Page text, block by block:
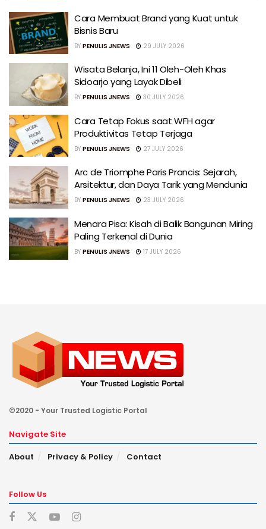
Cara Membuat Brand yang Kuat untuk
Bisnis Baru
BY PENULIS JNEWS 29 JULY 2026
Wisata Belanja, Ini 11 Oleh-Oleh Khas
Sidoarjo yang Layak Dibeli
BY PENULIS JNEWS 30 JULY 2026
Cara Tetap Fokus saat WFH agar
Produktivitas Tetap Terjaga
BY PENULIS JNEWS 27 JULY 2026
Arc de Triomphe Paris Prancis: Sejarah,
Arsitektur, dan Daya Tarik yang Mendunia
BY PENULIS JNEWS 23 JULY 2026
Menara Pisa: Kisah di Balik Bangunan Miring
Paling Terkenal di Dunia
BY PENULIS JNEWS 17 JULY 2026
©2020 - Your Trusted Logistic Portal
Navigate Site
About
Privacy & Policy Contact
Follow Us